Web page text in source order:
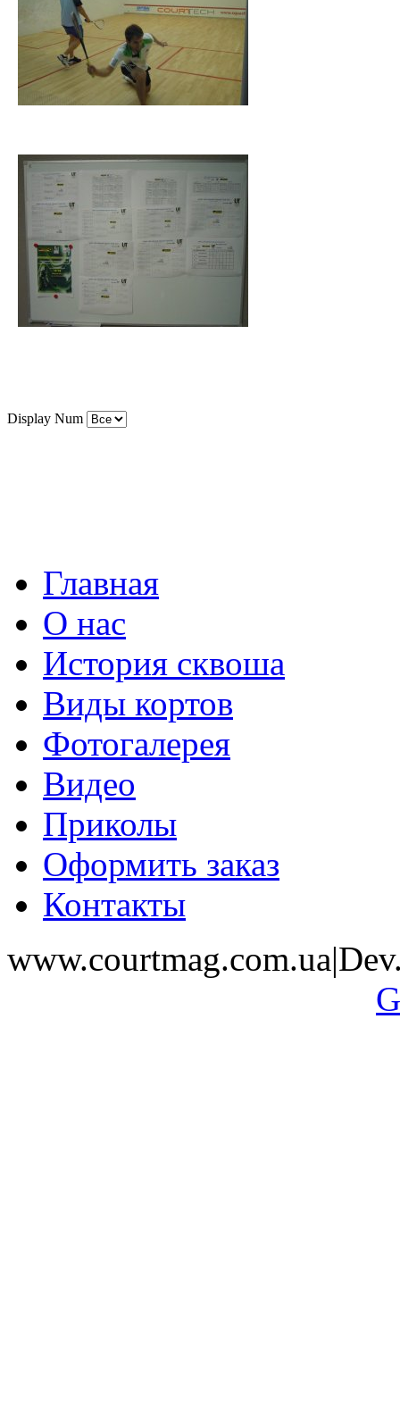
Display Num
Главная
О нас
История сквоша
Виды кортов
Фотогалерея
Видео
Приколы
Оформить заказ
Контакты